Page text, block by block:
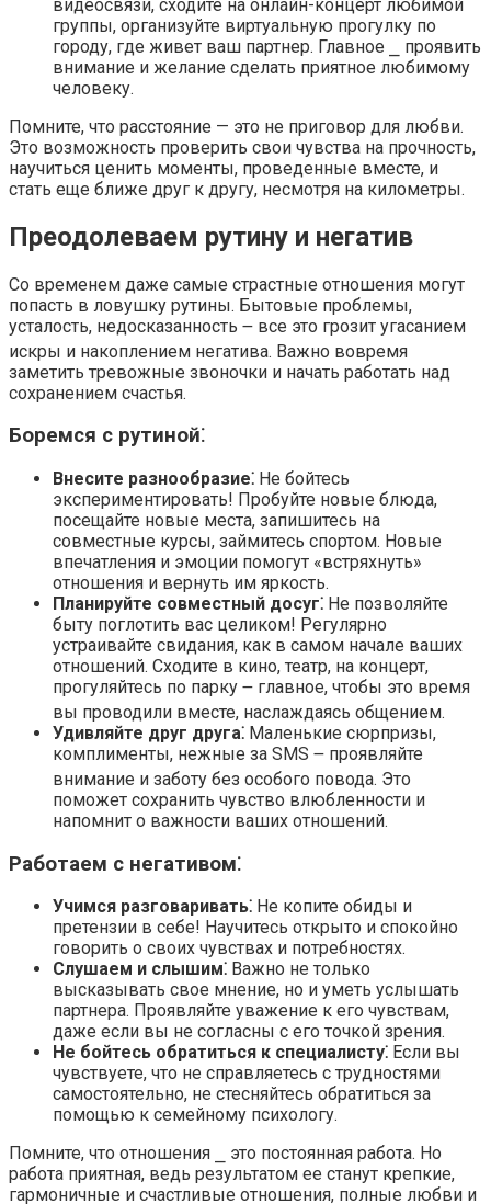
видеосвязи, сходите на онлайн-концерт любимой
группы, организуйте виртуальную прогулку по
городу, где живет ваш партнер.​ Главное ⎯ проявить
внимание и желание сделать приятное любимому
человеку.​
Помните, что расстояние — это не приговор для любви.
Это возможность проверить свои чувства на прочность,
научиться ценить моменты, проведенные вместе, и
стать еще ближе друг к другу, несмотря на километры.​
Преодолеваем рутину и негатив
Со временем даже самые страстные отношения могут
попасть в ловушку рутины. Бытовые проблемы,
усталость, недосказанность ౼ все это грозит угасанием
искры и накоплением негатива.​ Важно вовремя
заметить тревожные звоночки и начать работать над
сохранением счастья.​
Боремся с рутиной⁚
Внесите разнообразие⁚ Не бойтесь
экспериментировать!​ Пробуйте новые блюда,
посещайте новые места, запишитесь на
совместные курсы, займитесь спортом.​ Новые
впечатления и эмоции помогут «встряхнуть»
отношения и вернуть им яркость.
Планируйте совместный досуг⁚ Не позволяйте
быту поглотить вас целиком!​ Регулярно
устраивайте свидания, как в самом начале ваших
отношений.​ Сходите в кино, театр, на концерт,
прогуляйтесь по парку ౼ главное, чтобы это время
вы проводили вместе, наслаждаясь общением.​
Удивляйте друг друга⁚ Маленькие сюрпризы,
комплименты, нежные за SMS ౼ проявляйте
внимание и заботу без особого повода.​ Это
поможет сохранить чувство влюбленности и
напомнит о важности ваших отношений.​
Работаем с негативом⁚
Учимся разговаривать⁚ Не копите обиды и
претензии в себе!​ Научитесь открыто и спокойно
говорить о своих чувствах и потребностях.​
Слушаем и слышим⁚ Важно не только
высказывать свое мнение, но и уметь услышать
партнера.​ Проявляйте уважение к его чувствам,
даже если вы не согласны с его точкой зрения.​
Не бойтесь обратиться к специалисту⁚ Если вы
чувствуете, что не справляетесь с трудностями
самостоятельно, не стесняйтесь обратиться за
помощью к семейному психологу.​
Помните, что отношения ⎯ это постоянная работа.​ Но
работа приятная, ведь результатом ее станут крепкие,
гармоничные и счастливые отношения, полные любви и